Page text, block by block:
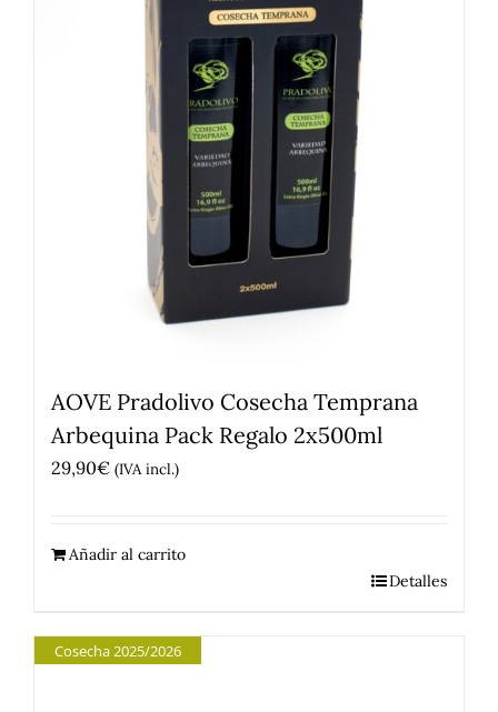
AOVE Pradolivo Cosecha Temprana
Arbequina Pack Regalo 2x500ml
29,90€ (IVA incl.)
Añadir al carrito
Detalles
Cosecha 2025/2026